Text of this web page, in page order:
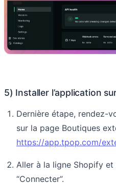
5) Installer l’application
Dernière étape, rendez-
sur la page Boutiques
https://app.tpop.com/
Aller à la ligne Shopify
“Connecter”.